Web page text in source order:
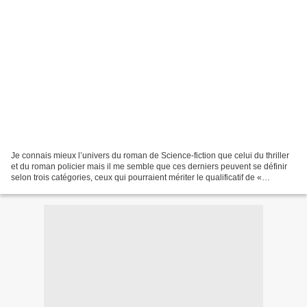
Je connais mieux l’univers du roman de Science-fiction que celui du thriller
et du roman policier mais il me semble que ces derniers peuvent se définir
selon trois catégories, ceux qui pourraient mériter le qualificatif de «